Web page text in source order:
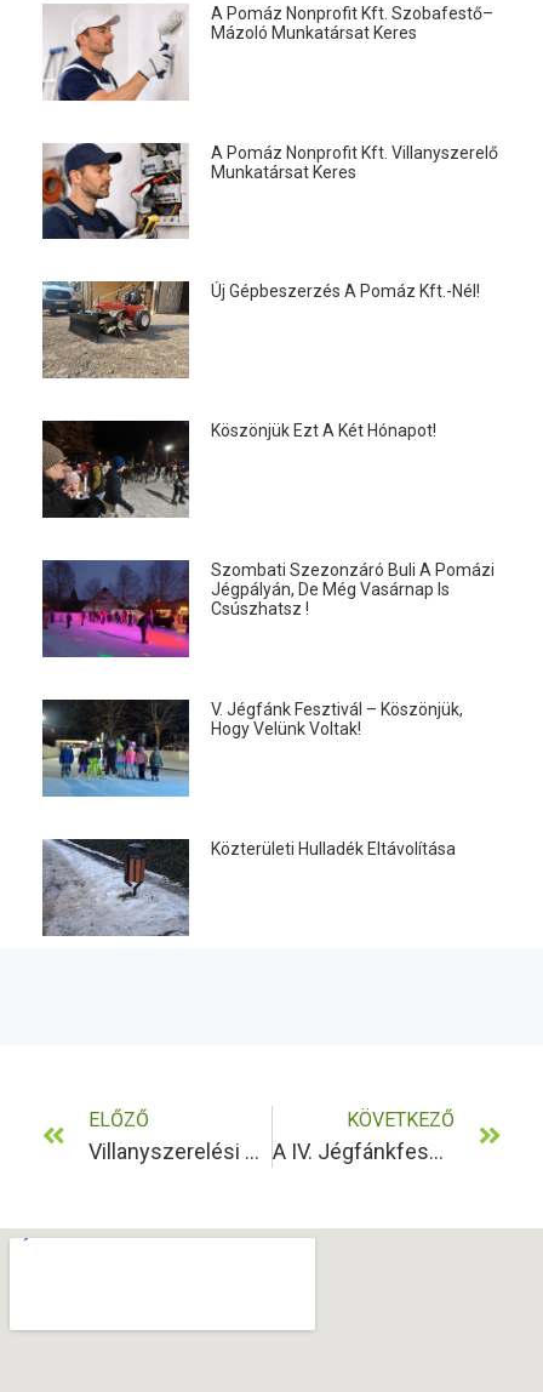
A Pomáz Nonprofit Kft. Szobafestő–
Mázoló Munkatársat Keres
A Pomáz Nonprofit Kft. Villanyszerelő
Munkatársat Keres
Új Gépbeszerzés A Pomáz Kft.-Nél!
Köszönjük Ezt A Két Hónapot!
Szombati Szezonzáró Buli A Pomázi
Jégpályán, De Még Vasárnap Is
Csúszhatsz !
V. Jégfánk Fesztivál – Köszönjük,
Hogy Velünk Voltak!
Közterületi Hulladék Eltávolítása
ELŐZŐ
Villanyszerelési Szolgáltatások 2025. Januárjától
KÖVETKEZŐ
A IV. Jégfánkfesztivál A Pomázi Jégpályán Ismét Felejthetetlen Élményeket Hozott!